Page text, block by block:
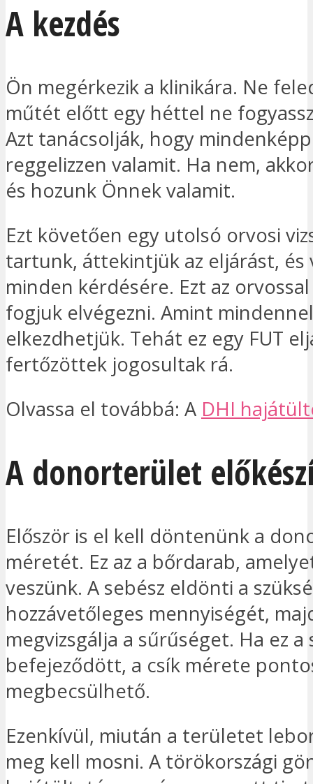
A kezdés
Ön megérkezik a klinikára. Ne
műtét előtt egy héttel ne
Azt tanácsolják, hogy
reggelizzen valamit. Ha nem,
és hozunk Önnek valamit.
Ezt követően egy utolsó orvosi
tartunk, áttekintjük az eljárást, és
minden kérdésére. Ezt az
fogjuk elvégezni. Amint
elkezdhetjük. Tehát ez egy FUT
fertőzöttek jogosultak rá.
Olvassa el továbbá: A DHI
A donorterület
Először is el kell döntenünk a
méretét. Ez az a bőrdarab,
veszünk. A sebész eldönti a
hozzávetőleges mennyiségét,
megvizsgálja a sűrűséget. Ha ez a
befejeződött, a csík mérete
megbecsülhető.
Ezenkívül, miután a területet
meg kell mosni. A törökországi